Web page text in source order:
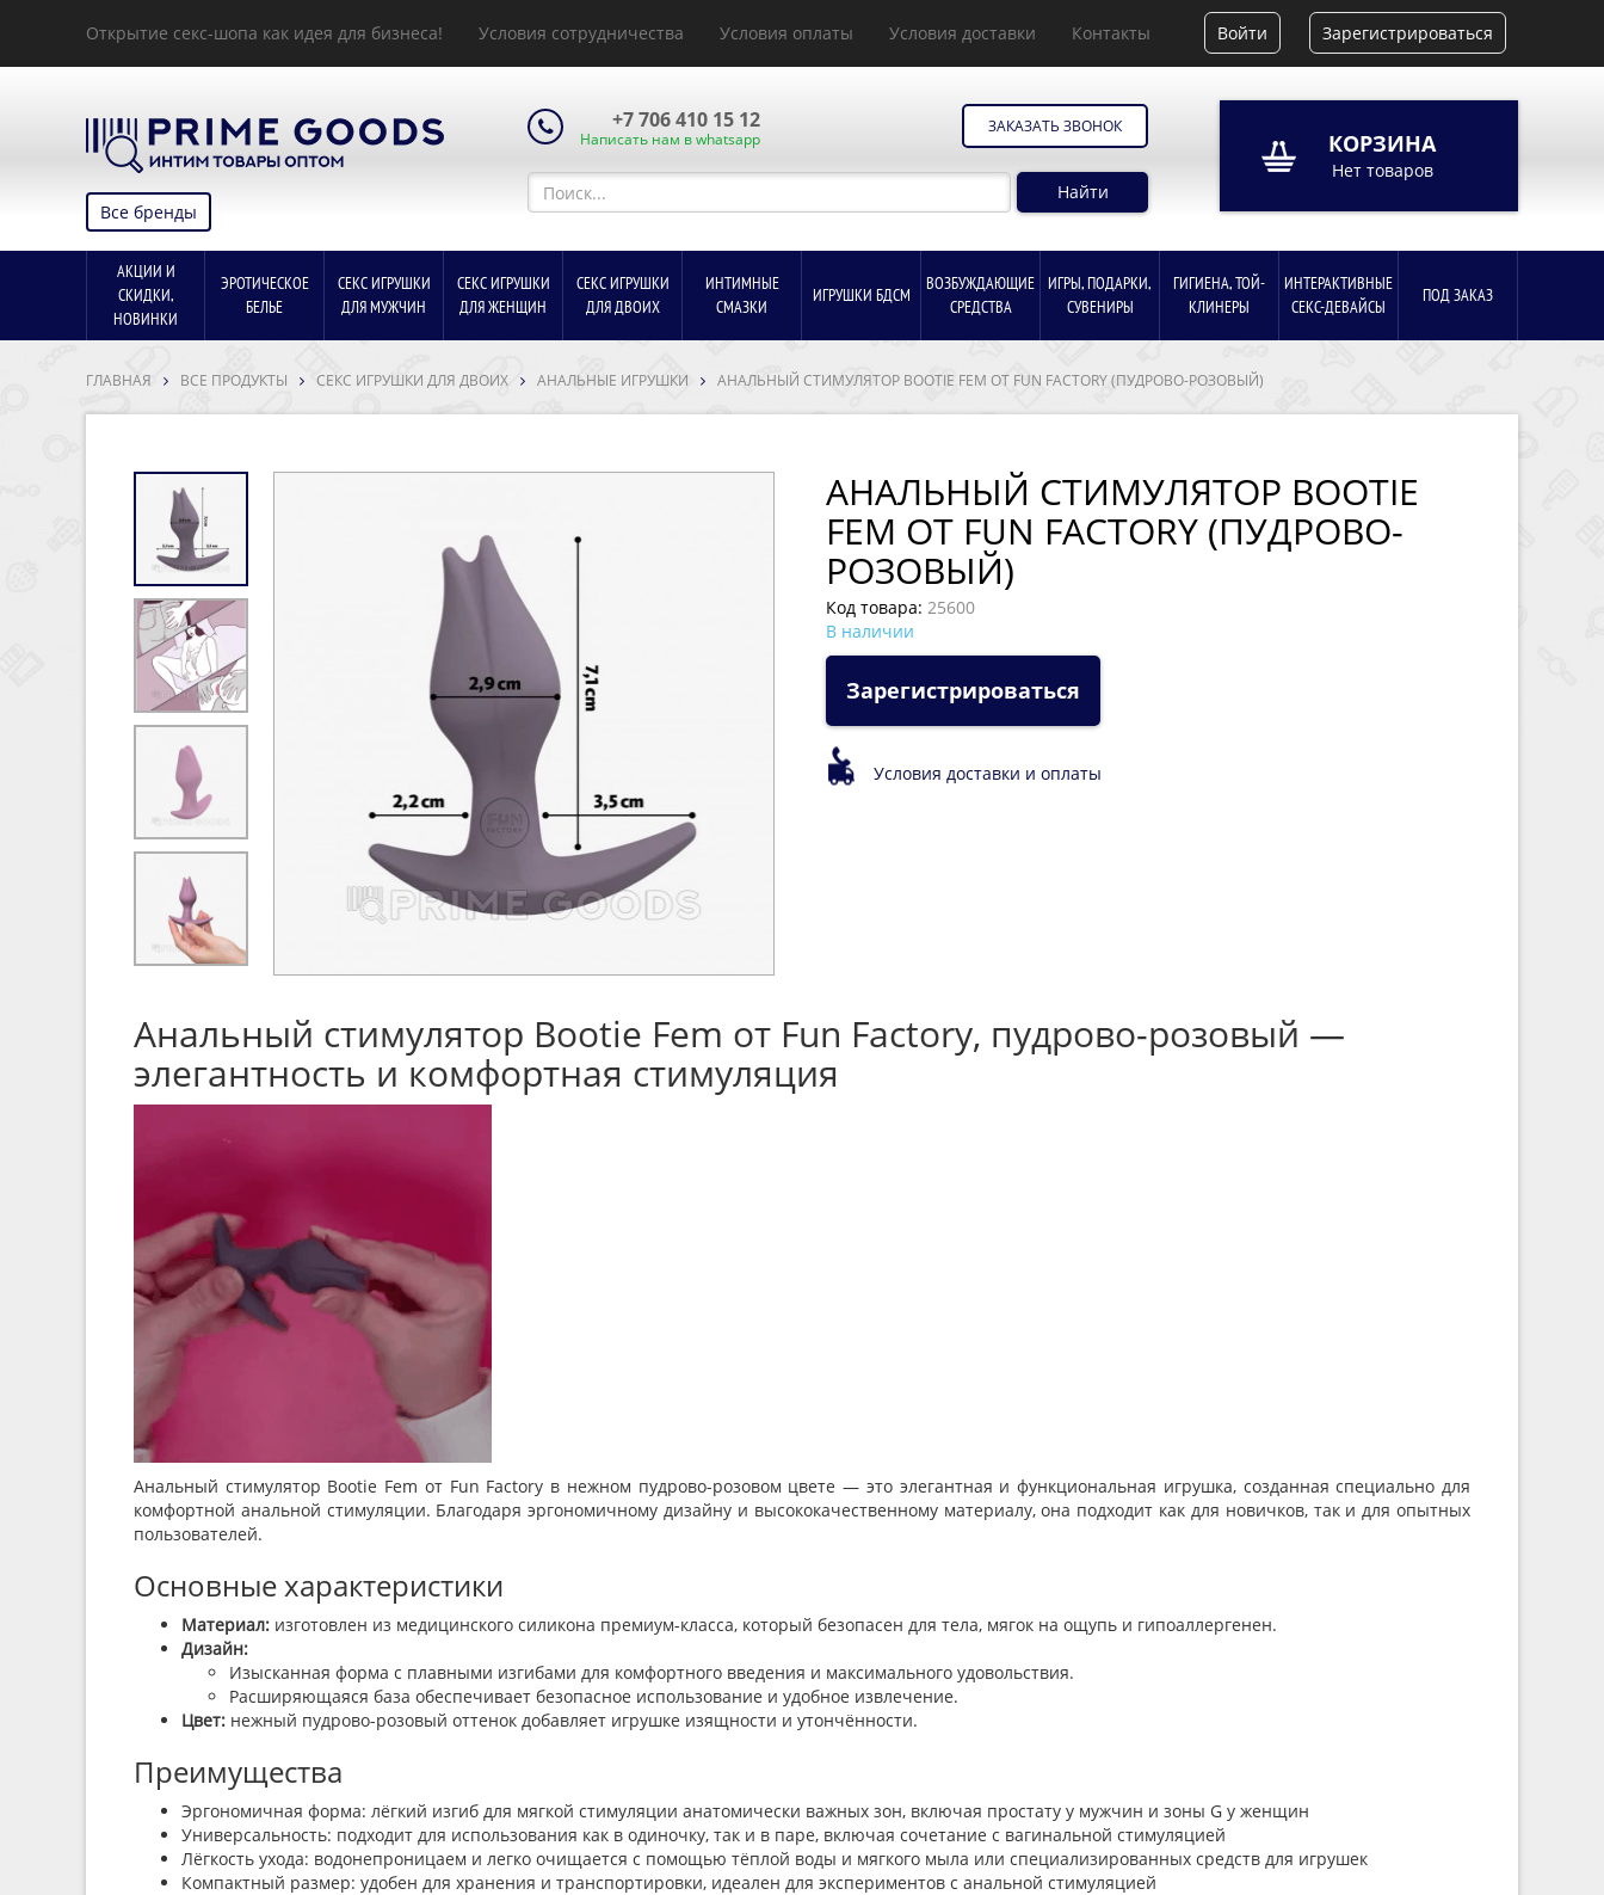
Открытие секс-шопа как идея для бизнеса! Условия сотрудничества Условия оплаты Условия доставки Контакты Войти Зарегистрироваться
Все бренды
+7 706 410 15 12
Написать нам в whatsapp
ЗАКАЗАТЬ ЗВОНОК
Найти
КОРЗИНА
Нет товаров
АКЦИИ И
СКИДКИ,
НОВИНКИ
ЭРОТИЧЕСКОЕ
БЕЛЬЕ
СЕКС ИГРУШКИ
ДЛЯ МУЖЧИН
СЕКС ИГРУШКИ
ДЛЯ ЖЕНЩИН
СЕКС ИГРУШКИ
ДЛЯ ДВОИХ
ИНТИМНЫЕ
СМАЗКИ
ИГРУШКИ БДСМ
ВОЗБУЖДАЮЩИЕ
СРЕДСТВА
ИГРЫ, ПОДАРКИ,
СУВЕНИРЫ
ГИГИЕНА, ТОЙ-
КЛИНЕРЫ
ИНТЕРАКТИВНЫЕ
СЕКС-ДЕВАЙСЫ
ПОД ЗАКАЗ
ГЛАВНАЯ ВСЕ ПРОДУКТЫ СЕКС ИГРУШКИ ДЛЯ ДВОИХ АНАЛЬНЫЕ ИГРУШКИ АНАЛЬНЫЙ СТИМУЛЯТОР BOOTIE FEM ОТ FUN FACTORY (ПУДРОВО-РОЗОВЫЙ)
АНАЛЬНЫЙ СТИМУЛЯТОР BOOTIE
FEM ОТ FUN FACTORY (ПУДРОВО-
РОЗОВЫЙ)
Код товара: 25600
В наличии
Зарегистрироваться
Условия доставки и оплаты
Анальный стимулятор Bootie Fem от Fun Factory, пудрово-розовый —
элегантность и комфортная стимуляция
Анальный стимулятор Bootie Fem от Fun Factory в нежном пудрово-розовом цвете — это элегантная и функциональная игрушка, созданная специально для
комфортной анальной стимуляции. Благодаря эргономичному дизайну и высококачественному материалу, она подходит как для новичков, так и для опытных
пользователей.
Основные характеристики
Материал: изготовлен из медицинского силикона премиум-класса, который безопасен для тела, мягок на ощупь и гипоаллергенен.
Дизайн:
Изысканная форма с плавными изгибами для комфортного введения и максимального удовольствия.
Расширяющаяся база обеспечивает безопасное использование и удобное извлечение.
Цвет: нежный пудрово-розовый оттенок добавляет игрушке изящности и утончённости.
Преимущества
Эргономичная форма: лёгкий изгиб для мягкой стимуляции анатомически важных зон, включая простату у мужчин и зоны G у женщин
Универсальность: подходит для использования как в одиночку, так и в паре, включая сочетание с вагинальной стимуляцией
Лёгкость ухода: водонепроницаем и легко очищается с помощью тёплой воды и мягкого мыла или специализированных средств для игрушек
Компактный размер: удобен для хранения и транспортировки, идеален для экспериментов с анальной стимуляцией